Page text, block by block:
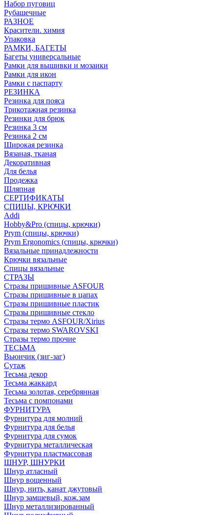
Набор пуговиц
Рубашечные
РАЗНОЕ
Красители. химия
Упаковка
РАМКИ, БАГЕТЫ
Багеты универсальные
Рамки для вышивки и мозаики
Рамки для икон
Рамки с паспарту
РЕЗИНКА
Резинка для пояса
Трикотажная резинка
Резинки для брюк
Резинка 3 см
Резинка 2 см
Широкая резинка
Вязаная, тканая
Декоративная
Для белья
Продежка
Шляпная
СЕРТИФИКАТЫ
СПИЦЫ, КРЮЧКИ
Addi
Hobby&Pro (спицы, крючки)
Prym (спицы, крючки)
Prym Ergonomics (спицы, крючки)
Вязальные принадлежности
Крючки вязальные
Спицы вязальные
СТРАЗЫ
Стразы пришивные ASFOUR
Стразы пришивные в цапах
Стразы пришивные пластик
Стразы пришивные стекло
Стразы термо ASFOUR/Xirius
Стразы термо SWAROVSKI
Стразы термо прочие
ТЕСЬМА
Вьюнчик (зиг-заг)
Сутаж
Тесьма декор
Тесьма жаккард
Тесьма золотая, серебрянная
Тесьма с помпонами
ФУРНИТУРА
Фурнитура для молний
Фурнитура для белья
Фурнитура для сумок
Фурнитура металлическая
Фурнитура пластмассовая
ШНУР, ШНУРКИ
Шнур атласный
Шнур вощенный
Шнур, нить, канат джутовый
Шнур замшевый, кож.зам
Шнур металлизированный